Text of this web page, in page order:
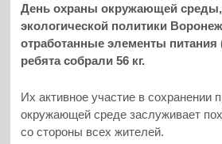
День охраны окружающей среды,
экологической политики
отработанные элементы питания
ребята собрали 56 кг.
Их активное участие в сохранении
окружающей среде заслуживает
со стороны всех жителей.